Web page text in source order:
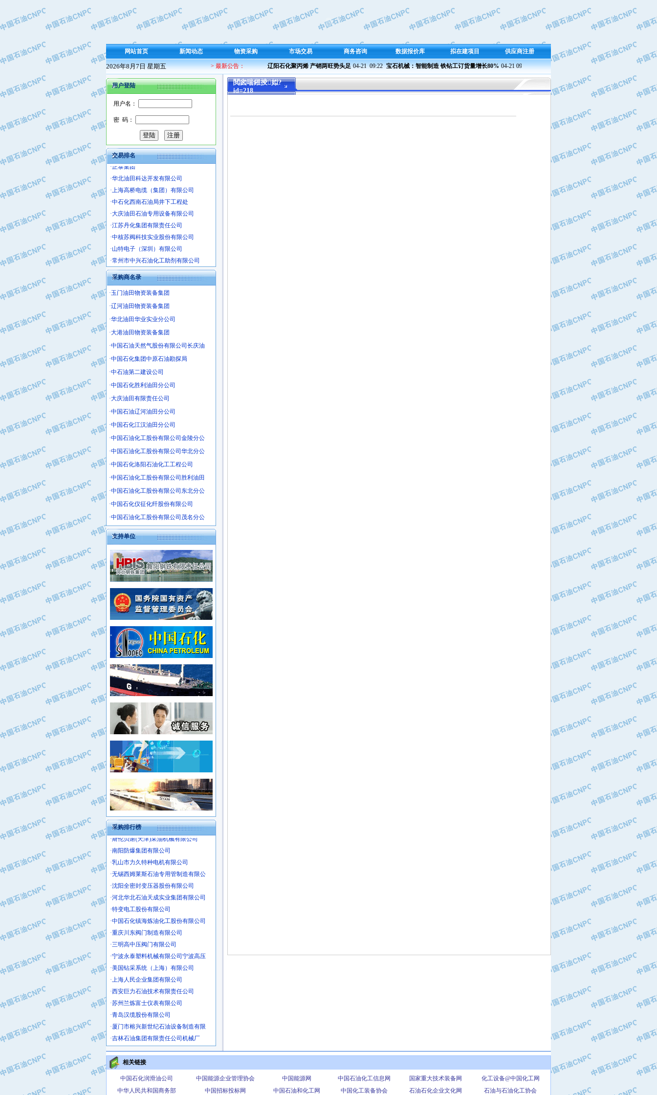
网站首页 新闻动态 物资采购 市场交易 商务咨询 数据报价库 拟在建项目 供应商注册
2026年8月7日 星期五 > 最新公告： 辽阳石化聚丙烯 产销两旺势头足 04-21  09:22 宝石机械：智能制造 铁钻工订货量增长80% 04-21 09:23 兰州石化成功产出新国标半精炼石蜡 04-21 09:37
用户登陆
用户名：
密 码：
交易排名
·盘锦辽河油田天意石油装备有限公司
·中国石油天然气管道局穿越公司
·沧州市电气控制设备厂
·中船重工中南装备有限责任公司
·南石力天传动件有限公司
·浙江瑞普环境技术有限公司
·华北石油新大禹环保设备有限公司
·河北翼凌机械制造总厂
·实华(天津)国际贸易有限公司
·上海宝钢商贸有限公司
·辽河石油勘探局总机械厂
·正泰集团
·华北油田科达开发有限公司
·上海高桥电缆（集团）有限公司
·中石化西南石油局井下工程处
·大庆油田石油专用设备有限公司
·江苏丹化集团有限责任公司
·中核苏阀科技实业股份有限公司
·山特电子（深圳）有限公司
·常州市中兴石油化工助剂有限公司
·姜堰市三联助剂有限公司
·四川中光高技术研究所有限责任公司
·江苏天安防雷工程有限责任公司
·自贡五洲防腐安装有限公司
·成都长江水处理设备有限公司
·中国石化镇海炼化分公司
·上海鼓风机厂有限公司
·中核苏阀科技实业股份有限公司
·济南柴油机股份有限公司
·上海科瑞曼士德电源系统集成有限公
·东方合金铸造厂
·中国石油天然气管道局穿越公司
·沧州市电气控制设备厂
·中船重工中南装备有限责任公司
·南石力天传动件有限公司
·浙江瑞普环境技术有限公司
·华北石油新大禹环保设备有限公司
·河北翼凌机械制造总厂
·上海宝钢商贸有限公司
·辽河石油勘探局总机械厂
·正泰集团
·华北油田科达开发有限公司
·上海高桥电缆（集团）有限公司
·中石化西南石油局井下工程处
·大庆油田石油专用设备有限公司
·江苏丹化集团有限责任公司
·中核苏阀科技实业股份有限公司
·山特电子（深圳）有限公司
·常州市中兴石油化工助剂有限公司
·姜堰市三联助剂有限公司
·四川中光高技术研究所有限责任公司
·江苏天安防雷工程有限责任公司
·自贡五洲防腐安装有限公司
采购商名录
·玉门油田物资装备集团
·辽河油田物资装备集团
·华北油田华业实业分公司
·大港油田物资装备集团
·中国石油天然气股份有限公司长庆油
·中国石化集团中原石油勘探局
·中石油第二建设公司
·中国石化胜利油田分公司
·大庆油田有限责任公司
·中国石油辽河油田分公司
·中国石化江汉油田分公司
·中国石油化工股份有限公司金陵分公
·中国石油化工股份有限公司华北分公
·中国石化洛阳石油化工工程公司
·中国石油化工股份有限公司胜利油田
·中国石油化工股份有限公司东北分公
·中国石化仪征化纤股份有限公司
·中国石油化工股份有限公司茂名分公
支持单位
采购排行榜
·中国石化茂名石化分公司
·中国石油大港油田分公司
·靖江市天和泵业有限公司
·中油油气勘探软件国家工程研究中心
·西安长庆钻宇集团咸阳石化有限公司
·新疆新冠控制系统工程有限公司
·新疆安维消防设施器材有限公司
·华北石油津工机械制造有限公司
·中国石化茂名石化分公司
·上海山武控制仪表有限公司
·上海赛科石油化工有限责任公司
·河北卓唯钢管制造有限公司
·上海高桥石化
·中国石化扬子石油化工股份有限公司
·中国石化上海石油化工股份有限公司
·中国石化长岭炼化公司
·中国石油长庆油田分公司
·中国石油宁夏石化分公司
·山东墨龙石油机械股份有限公司
·大庆油田物资集团
·斯伦贝谢(天津)采油机械有限公司
·南阳防爆集团有限公司
·乳山市力久特种电机有限公司
·无锡西姆莱斯石油专用管制造有限公
·沈阳全密封变压器股份有限公司
·河北华北石油天成实业集团有限公司
·特变电工股份有限公司
·中国石化镇海炼油化工股份有限公司
·重庆川东阀门制造有限公司
·三明高中压阀门有限公司
·宁波永泰塑料机械有限公司宁波高压
·美国钻采系统（上海）有限公司
·上海人民企业集团有限公司
·西安巨力石油技术有限责任公司
·苏州兰炼富士仪表有限公司
·青岛汉缆股份有限公司
·厦门市榕兴新世纪石油设备制造有限
·吉林石油集团有限责任公司机械厂
·大港油田集团中成机械制造有限公司
·承德司达石油装备开发公司
·大港油田集团中成机械制造有限公司
·四川明星电缆有限公司
·中国石油大庆石油化工总厂
閲囪喘鎺掕姒?
id=218
相关链接
中国石化润滑油公司 中国能源企业管理协会 中国能源网 中国石油化工信息网 国家重大技术装备网
化工设备@中国化工网
中华人民共和国商务部
中国招标投标网 中国石油和化工网 中国化工装备协会 石油石化企业文化网 石油与石油化工协会